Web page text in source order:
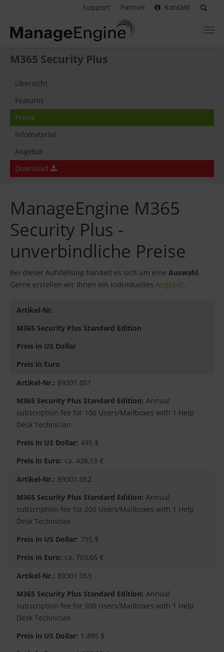
Support Partner Kontakt
M365 Security Plus
Übersicht
Features
Preise
Infomaterial
Angebot
Download
ManageEngine M365
Security Plus -
unverbindliche Preise
Bei dieser Aufstellung handelt es sich um eine Auswahl.
Gerne erstellen wir Ihnen ein individuelles Angebot.
Artikel-Nr.
M365 Security Plus Standard Edition
Preis in US Dollar
Preis in Euro
89301.0S1
Annual
subscription fee for 100 Users/Mailboxes with 1 Help
Desk Technician
495 $
ca. 438,13 €
89301.0S2
Annual
subscription fee for 200 Users/Mailboxes with 1 Help
Desk Technician
795 $
ca. 703,66 €
89301.0S3
Annual
subscription fee for 500 Users/Mailboxes with 1 Help
Desk Technician
1.495 $